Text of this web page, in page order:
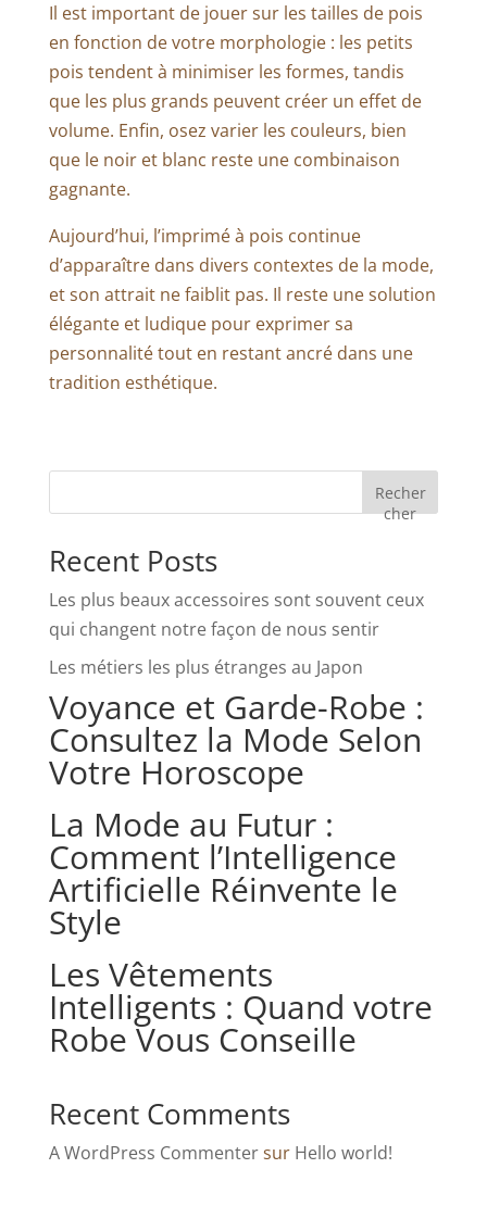
Il est important de jouer sur les tailles de pois
en fonction de votre morphologie : les petits
pois tendent à minimiser les formes, tandis
que les plus grands peuvent créer un effet de
volume. Enfin, osez varier les couleurs, bien
que le noir et blanc reste une combinaison
gagnante.
Aujourd’hui, l’imprimé à pois continue
d’apparaître dans divers contextes de la mode,
et son attrait ne faiblit pas. Il reste une solution
élégante et ludique pour exprimer sa
personnalité tout en restant ancré dans une
tradition esthétique.
Recher
cher
Recent Posts
Les plus beaux accessoires sont souvent ceux
qui changent notre façon de nous sentir
Les métiers les plus étranges au Japon
Voyance et Garde-Robe :
Consultez la Mode Selon
Votre Horoscope
La Mode au Futur :
Comment l’Intelligence
Artificielle Réinvente le
Style
Les Vêtements
Intelligents : Quand votre
Robe Vous Conseille
Recent Comments
A WordPress Commentersur Hello world!